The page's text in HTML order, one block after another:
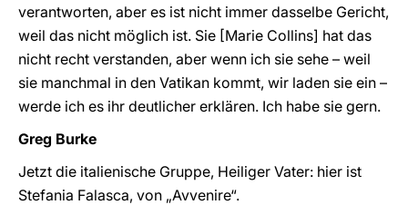
verantworten, aber es ist nicht immer dasselbe Gericht,
weil das nicht möglich ist. Sie [Marie Collins] hat das
nicht recht verstanden, aber wenn ich sie sehe – weil
sie manchmal in den Vatikan kommt, wir laden sie ein –
werde ich es ihr deutlicher erklären. Ich habe sie gern.
Greg Burke
Jetzt die italienische Gruppe, Heiliger Vater: hier ist
Stefania Falasca, von „Avvenire“.